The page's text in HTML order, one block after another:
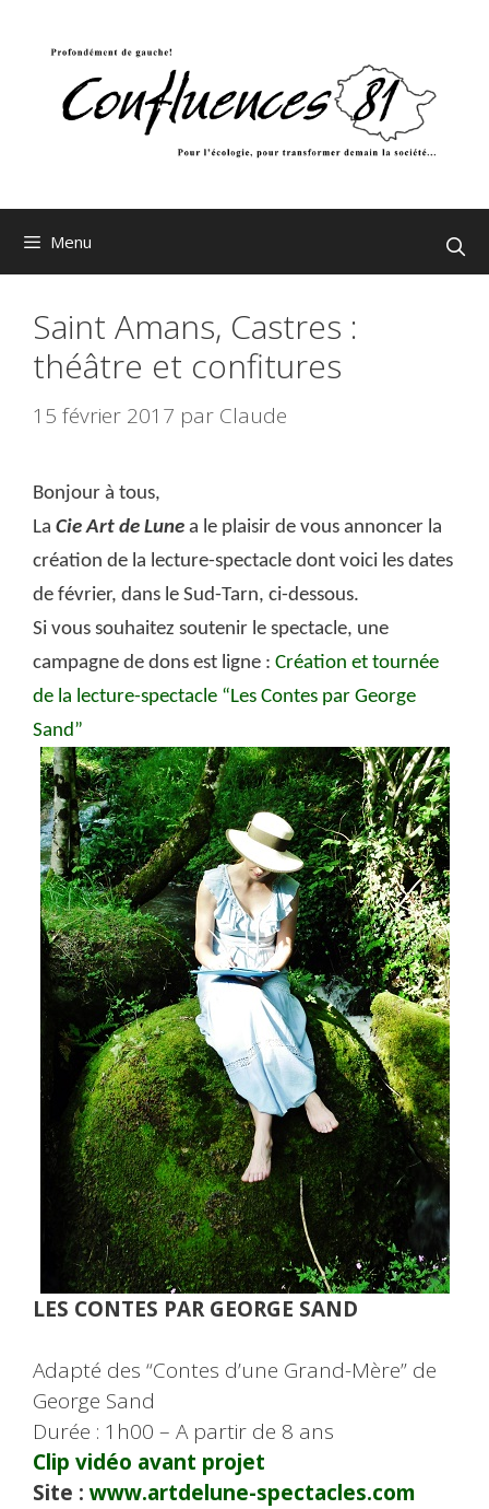
Menu
Saint Amans, Castres :
théâtre et confitures
15 février 2017 par Claude
Bonjour à tous,
La CieArt de Lune a le plaisir de vous annoncer la
création de la lecture-spectacle dont voici les dates
de février, dans le Sud-Tarn, ci-dessous.
Si vous souhaitez soutenir le spectacle, une
campagne de dons est ligne : Création et tournée
de la lecture-spectacle “Les Contes par George
Sand”
LES CONTES PAR GEORGE SAND
Adapté des “Contes d’une Grand-Mère” de
George Sand
Durée : 1h00 – A partir de 8 ans
Clip vidéo avant projet
Site : www.artdelune-spectacles.com